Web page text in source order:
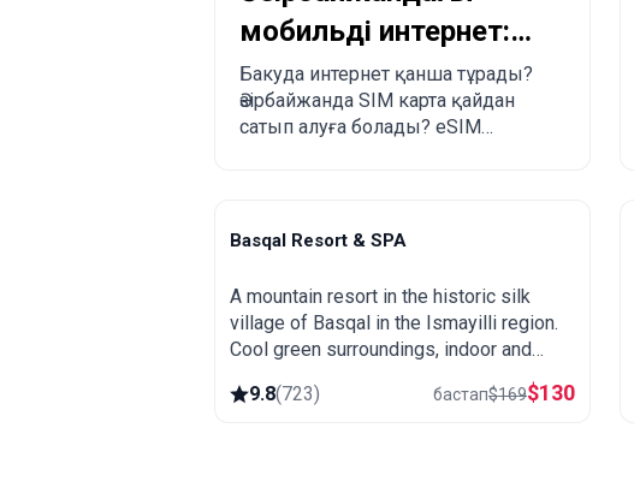
мобильді интернет:
Бакуда SIM және
eSIM қалай сатып
Бакуда интернет қанша тұрады?
Әзірбайжанда SIM карта қайдан
сатып алуға болады? eSIM
Basqal
Basqal Resort & SPA
A mountain resort in the historic silk
village of Basqal in the Ismayilli region.
Cool green surroundings, indoor and
outdoor pools, a large spa and easy trips
to Lahij and the Ismayilli mountains.
9.8(723) бастап$169$130